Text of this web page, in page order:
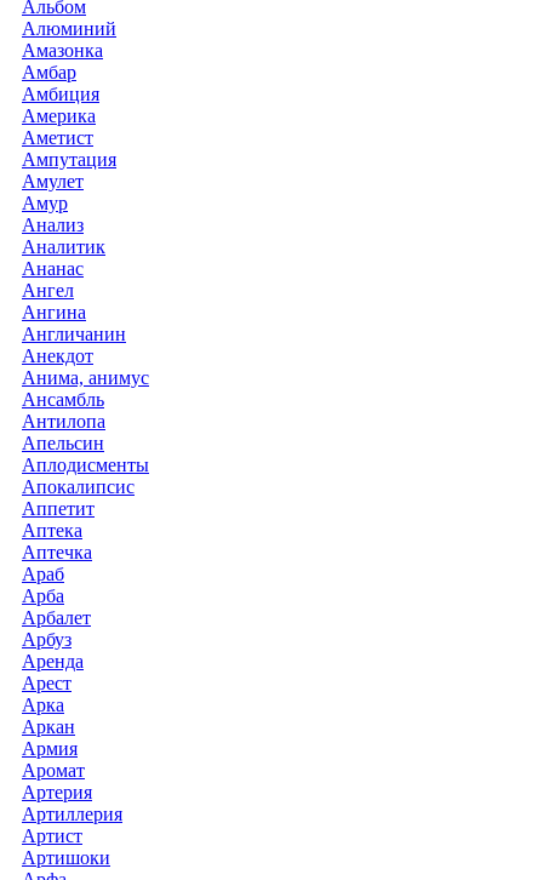
Альбом
Алюминий
Амазонка
Амбар
Амбиция
Америка
Аметист
Ампутация
Амулет
Амур
Анализ
Аналитик
Ананас
Ангел
Ангина
Англичанин
Анекдот
Анима, анимус
Ансамбль
Антилопа
Апельсин
Аплодисменты
Апокалипсис
Аппетит
Аптека
Аптечка
Араб
Арба
Арбалет
Арбуз
Аренда
Арест
Арка
Аркан
Армия
Аромат
Артерия
Артиллерия
Артист
Артишоки